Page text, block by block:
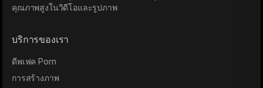
คุณภาพสูงในวิดีโอและรูปภาพ
บริการของเรา
ดีพเฟค Porn
การสร้างภาพ